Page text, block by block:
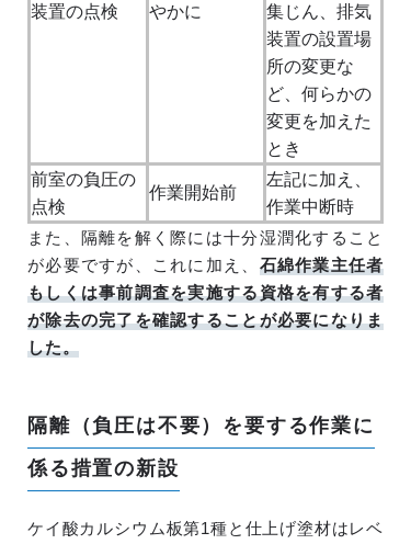
装置の点検
やかに
集じん、排気
装置の設置場
所の変更な
ど、何らかの
変更を加えた
とき
前室の負圧の
点検
作業開始前
左記に加え、
作業中断時
また、隔離を解く際には十分湿潤化すること
が必要ですが、これに加え、 石綿作業主任者
もしくは事前調査を実施する資格を有する者
が除去の完了を確認することが必要になりま
した。
隔離（負圧は不要）を要する作業に
係る措置の新設
ケイ酸カルシウム板第1種と仕上げ塗材はレベ